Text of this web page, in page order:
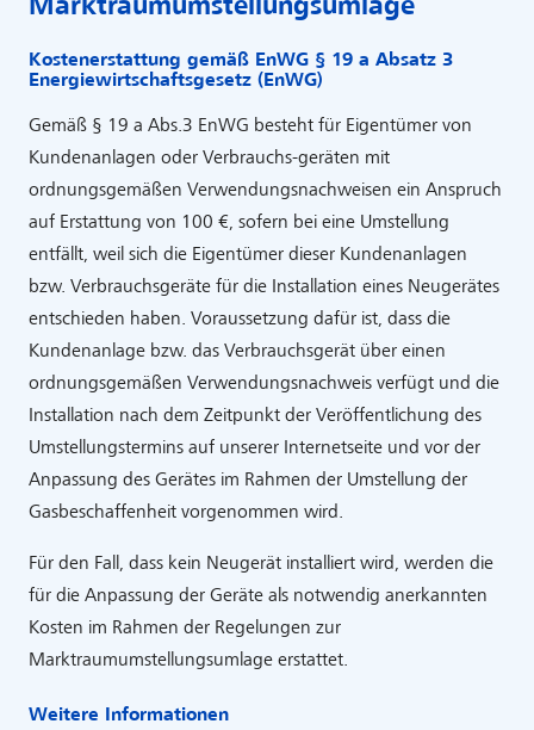
Marktraumumstellungsumlage
Kostenerstattung gemäß EnWG § 19 a Absatz 3
Energiewirtschaftsgesetz (EnWG)
Gemäß § 19 a Abs.3 EnWG besteht für Eigentümer von
Kunden­anlagen oder Verbrauchs-geräten mit
ordnungsgemäßen Verwendungsnachweisen ein Anspruch
auf Erstattung von 100 €, sofern bei eine Umstellung
entfällt, weil sich die Eigentümer dieser Kundenanlagen
bzw. Verbrauchsgeräte für die Installation eines Neugerätes
entschieden haben. Voraussetzung dafür ist, dass die
Kundenanlage bzw. das Verbrauchsgerät über einen
ordnungs­gemäßen Verwendungsnachweis verfügt und die
Installation nach dem Zeitpunkt der Veröffentlichung des
Umstellungstermins auf unserer Internetseite und vor der
Anpassung des Gerätes im Rahmen der Umstellung der
Gasbeschaffenheit vorgenommen wird.
Für den Fall, dass kein Neugerät installiert wird, werden die
für die Anpassung der Geräte als notwendig anerkannten
Kosten im Rahmen der Regelungen zur
Marktraumumstellungsumlage erstattet.
Weitere Informationen